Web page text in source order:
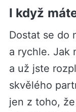
I když
Dostat se do
a rychle. Jak
a už jste
skvělého
jen z toho,